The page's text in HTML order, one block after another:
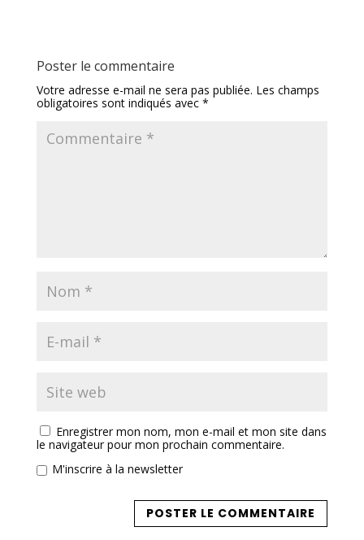
Poster le commentaire
Votre adresse e-mail ne sera pas publiée. Les champs
obligatoires sont indiqués avec *
Enregistrer mon nom, mon e-mail et mon site dans
le navigateur pour mon prochain commentaire.
M'inscrire à la newsletter